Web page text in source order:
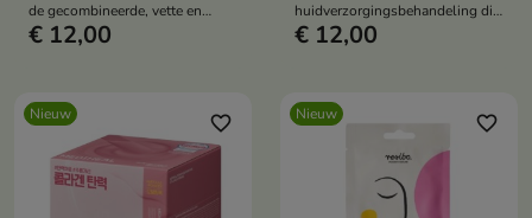
de gecombineerde, vette en
probleemhuid.
€ 12,00
huidverzorgingsbehandeling die
de huid intensief hydrateert en
€ 12,00
Nieuw favorite_border Nieuw favorite_border